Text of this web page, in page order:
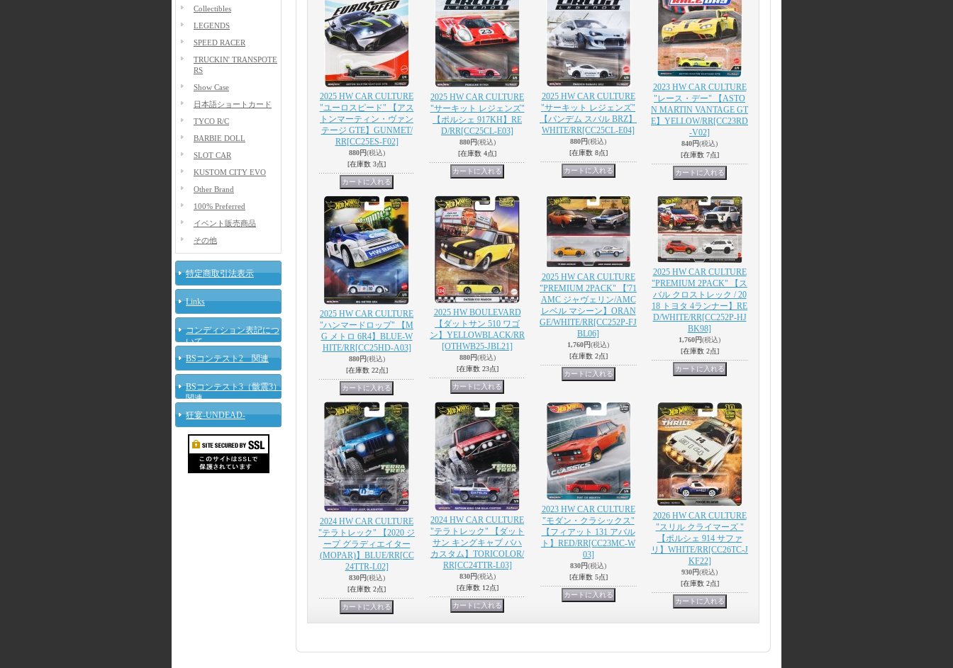
Collectibles
LEGENDS
SPEED RACER
TRUCKIN' TRANSPOTE
RS
Show Case
日本語ショートカード
TYCO R/C
BARBIE DOLL
SLOT CAR
KUSTOM CITY EVO
Other Brand
100% Preferred
イベント販売商品
その他
特定商取引法表示
Links
コンディション表記につ
いて
BSコンテスト2 関連
BSコンテスト3（骸震3）
関連
狂宴-UNDEAD-
2025 HW CAR CULTURE
"ユーロスピード" 【アス
トンマーティン・ヴァン
テージ GTE】GUNMET/
RR[CC25ES-F02]
880円(税込)
[在庫数 3点]
2025 HW CAR CULTURE
"サーキット レジェンズ"
【ポルシェ 917KH】RE
D/RR[CC25CL-E03]
880円(税込)
[在庫数 4点]
2025 HW CAR CULTURE
"サーキット レジェンズ"
【パンデム スバル BRZ】
WHITE/RR[CC25CL-E04]
880円(税込)
[在庫数 8点]
2023 HW CAR CULTURE
"レース・デー" 【ASTO
N MARTIN VANTAGE GT
E】YELLOW/RR[CC23RD
-V02]
840円(税込)
[在庫数 7点]
2025 HW CAR CULTURE
"ハンマードロップ" 【M
G メトロ 6R4】BLUE-W
HITE/RR[CC25HD-A03]
880円(税込)
[在庫数 22点]
2025 HW BOULEVARD
【ダットサン 510 ワゴ
ン】YELLOWBLACK/RR
[OTHWB25-JBL21]
880円(税込)
[在庫数 23点]
2025 HW CAR CULTURE
"PREMIUM 2PACK" 【'71
AMC ジャヴェリン/AMC
レベル マシーン】ORAN
GE/WHITE/RR[CC252P-FJ
BL06]
1,760円(税込)
[在庫数 2点]
2025 HW CAR CULTURE
"PREMIUM 2PACK" 【ス
バル クロストレック / 20
18 トヨタ 4ランナー】RE
D/WHITE/RR[CC252P-HJ
BK98]
1,760円(税込)
[在庫数 2点]
2024 HW CAR CULTURE
"テラトレック" 【2020 ジ
ープ グラディエイター
(MOPAR)】BLUE/RR[CC
24TTR-L02]
830円(税込)
[在庫数 2点]
2024 HW CAR CULTURE
"テラトレック" 【ダット
サン キングキャブ バハ
カスタム】TORICOLOR/
RR[CC24TTR-L03]
830円(税込)
[在庫数 12点]
2023 HW CAR CULTURE
"モダン・クラシックス"
【フィアット 131 アバル
ト】RED/RR[CC23MC-W
03]
830円(税込)
[在庫数 5点]
2026 HW CAR CULTURE
"スリル クライマーズ "
【ポルシェ 914 サファ
リ】WHITE/RR[CC26TC-J
KF22]
930円(税込)
[在庫数 2点]